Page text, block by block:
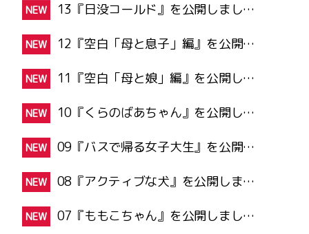
NEW 13『日没コールド』を公開しました！
NEW 12『空白「母と息子」編』を公開しました！
NEW 11『空白「母と娘」編』を公開しました！
NEW 10『くらのばあちゃん』を公開しました！
NEW 09『バスで帰る女子大生』を公開しました！
NEW 08『アクティブな犬』を公開しました！
NEW 07『ももこちゃん』を公開しました！